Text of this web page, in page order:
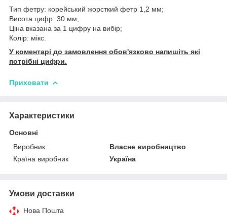
Тип фетру: корейський жорсткий фетр 1,2 мм;
Висота цифр: 30 мм;
Ціна вказана за 1 цифру на вибір;
Колір: мікс.
У коментарі до замовлення обов'язково напишіть які
потрібні цифри.
Приховати
Характеристики
Основні
Виробник
Власне виробництво
Країна виробник
Україна
Умови доставки
Нова Пошта